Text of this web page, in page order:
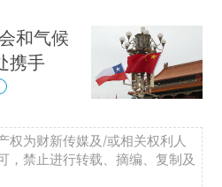
和气候
携手
权为财新传媒及/或相关权利人
，禁止进行转载、摘编、复制及